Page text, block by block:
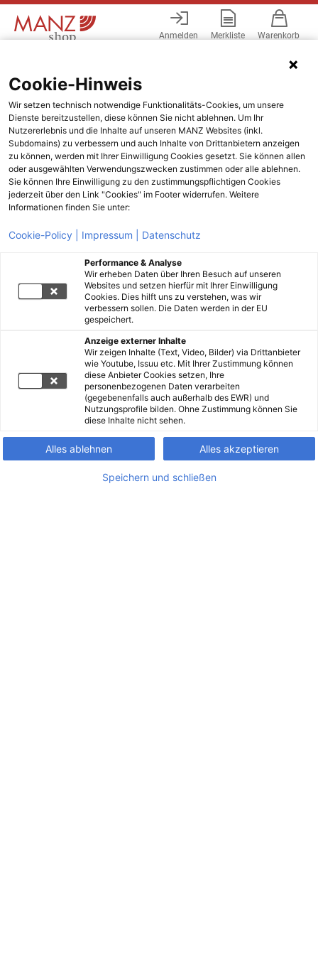
Anmelden Merkliste Warenkorb
Cookie-Hinweis
Wir setzen technisch notwendige Funktionalitäts-Cookies, um unsere
Dienste bereitzustellen, diese können Sie nicht ablehnen. Um Ihr
Nutzererlebnis und die Inhalte auf unseren MANZ Websites (inkl.
Subdomains) zu verbessern und auch Inhalte von Drittanbietern anzeigen
zu können, werden mit Ihrer Einwilligung Cookies gesetzt. Sie können allen
oder ausgewählten Verwendungszwecken zustimmen oder alle ablehnen.
Sie können Ihre Einwilligung zu den zustimmungspflichtigen Cookies
jederzeit über den Link "Cookies" im Footer widerrufen. Weitere
Informationen finden Sie unter:
Cookie-Policy | Impressum | Datenschutz
Performance & Analyse
Wir erheben Daten über Ihren Besuch auf unseren
Websites und setzen hierfür mit Ihrer Einwilligung
Cookies. Dies hilft uns zu verstehen, was wir
verbessern sollen. Die Daten werden in der EU
gespeichert.
Anzeige externer Inhalte
Wir zeigen Inhalte (Text, Video, Bilder) via Drittanbieter
wie Youtube, Issuu etc. Mit Ihrer Zustimmung können
diese Anbieter Cookies setzen, Ihre
personenbezogenen Daten verarbeiten
(gegebenenfalls auch außerhalb des EWR) und
Nutzungsprofile bilden. Ohne Zustimmung können Sie
diese Inhalte nicht sehen.
Alles ablehnen Alles akzeptieren
Speichern und schließen